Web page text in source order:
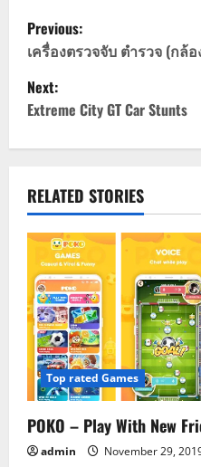
P
o
s
a
v
i
g
a
t
i
Previous:
เครื่องตรวจจับ ตำรวจ (กล้
Next:
Extreme City GT Car Stunts
RELATED STORIES
Top rated Games
POKO – Play With New
admin November 29,